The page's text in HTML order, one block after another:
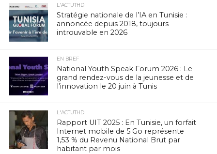
L'ACTUTHD
Stratégie nationale de l’IA en Tunisie :
annoncée depuis 2018, toujours
introuvable en 2026
EN BREF
National Youth Speak Forum 2026 : Le
grand rendez-vous de la jeunesse et de
l’innovation le 20 juin à Tunis
L'ACTUTHD
Rapport UIT 2025 : En Tunisie, un forfait
Internet mobile de 5 Go représente
1,53 % du Revenu National Brut par
habitant par mois